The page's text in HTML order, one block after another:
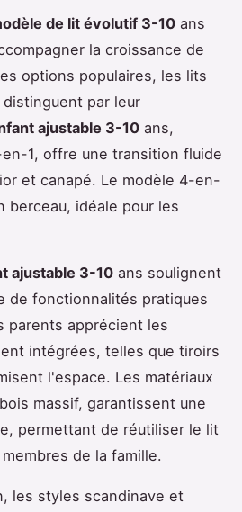
de lit évolutif 3-10 ans
la croissance de
options populaires, les lits
par leur
ajustable 3-10 ans,
1, offre une transition fluide
et canapé. Le modèle 4-en-
berceau, idéale pour les
ajustable 3-10 ans soulignent
de fonctionnalités pratiques
parents apprécient les
intégrées, telles que tiroirs
l'espace. Les matériaux
massif, garantissent une
permettant de réutiliser le lit
de la famille.
les styles scandinave et